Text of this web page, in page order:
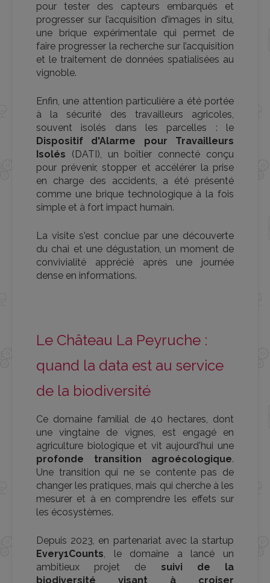
pour tester des capteurs embarqués et
progresser sur l’acquisition d’images in situ,
une brique expérimentale qui permet de
faire progresser la recherche sur l’acquisition
et le traitement de données spatialisées au
vignoble.
Enfin, une attention particulière a été portée
à la sécurité des travailleurs agricoles,
souvent isolés dans les parcelles : le
Dispositif d'Alarme pour Travailleurs
Isolés (DATI), un boîtier connecté conçu
pour prévenir, stopper et accélérer la prise
en charge des accidents, a été présenté
comme une brique technologique à la fois
simple et à fort impact humain.
La visite s'est conclue par une découverte
du chai et une dégustation, un moment de
convivialité apprécié après une journée
dense en informations.
Le Château La Peyruche :
quand la data est au service
de la biodiversité
Ce domaine familial de 40 hectares, dont
une vingtaine de vignes, est engagé en
agriculture biologique et vit aujourd'hui une
profonde transition agroécologique.
Une transition qui ne se contente pas de
changer les pratiques, mais qui cherche à les
mesurer et à en comprendre les effets sur
les écosystèmes.
Depuis 2023, en partenariat avec la startup
Every1Counts, le domaine a lancé un
ambitieux projet de suivi de la
biodiversité visant à croiser